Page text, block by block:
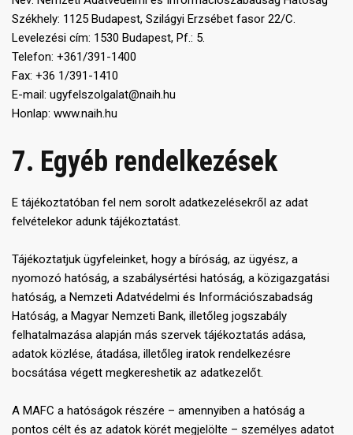
Székhely: 1125 Budapest, Szilágyi Erzsébet fasor 22/C.
Levelezési cím: 1530 Budapest, Pf.: 5.
Telefon: +361/391-1400
Fax: +36 1/391-1410
E-mail: ugyfelszolgalat@naih.hu
Honlap: www.naih.hu
7. Egyéb rendelkezések
E tájékoztatóban fel nem sorolt adatkezelésekről az adat
felvételekor adunk tájékoztatást.
Tájékoztatjuk ügyfeleinket, hogy a bíróság, az ügyész, a
nyomozó hatóság, a szabálysértési hatóság, a közigazgatási
hatóság, a Nemzeti Adatvédelmi és Információszabadság
Hatóság, a Magyar Nemzeti Bank, illetőleg jogszabály
felhatalmazása alapján más szervek tájékoztatás adása,
adatok közlése, átadása, illetőleg iratok rendelkezésre
bocsátása végett megkereshetik az adatkezelőt.
A MAFC a hatóságok részére – amennyiben a hatóság a
pontos célt és az adatok körét megjelölte – személyes adatot